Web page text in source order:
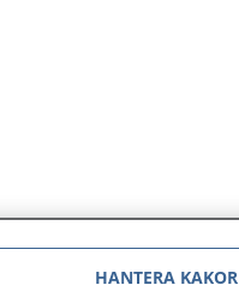
HANTERA KAKOR